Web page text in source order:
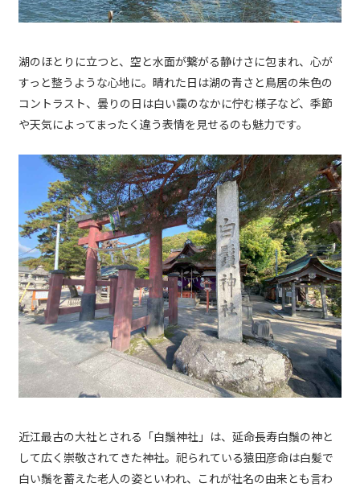
湖のほとりに立つと、空と水面が繋がる静けさに包まれ、心が
すっと整うような心地に。晴れた日は湖の青さと鳥居の朱色の
コントラスト、曇りの日は白い靄のなかに佇む様子など、季節
や天気によってまったく違う表情を見せるのも魅力です。
近江最古の大社とされる「白鬚神社」は、延命長寿白鬚の神と
して広く崇敬されてきた神社。祀られている猿田彦命は白髪で
白い鬚を蓄えた老人の姿といわれ、これが社名の由来とも言わ